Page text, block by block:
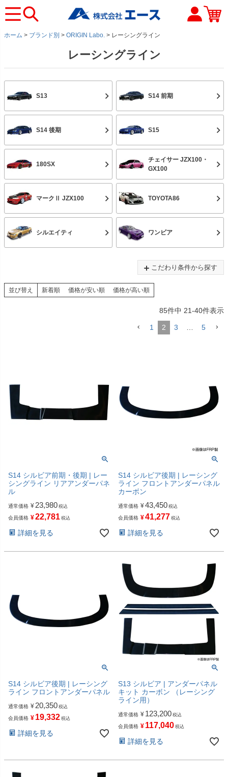
ホーム ブランド別 ORIGIN Labo. レーシングライン
レーシングライン
S13 S14 前期
S14 後期 S15
180SX
チェイサー JZX100・
GX100
マークⅡ JZX100 TOYOTA86
シルエイティ ワンビア
こだわり条件から探す
並び替え 新着順 価格が安い順 価格が高い順
85件中 21-40件表示
1 2 3 5
S14 シルビア前期・後期 | レー
シングライン リアアンダーパネ
ル
通常価格 ¥ 23,980 税込
会員価格 ¥22,781 税込
詳細を見る
S14 シルビア後期 | レーシング
ライン フロントアンダーパネル
カーボン
通常価格 ¥43,450 税込
会員価格 ¥41,277 税込
詳細を見る
S14 シルビア後期 | レーシング
ライン フロントアンダーパネル
通常価格 ¥ 20,350 税込
会員価格 ¥ 19,332 税込
詳細を見る
S13 シルビア | アンダーパネル
キット カーボン （レーシング
ライン用）
通常価格 ¥ 123,200 税込
会員価格 ¥ 117,040 税込
詳細を見る